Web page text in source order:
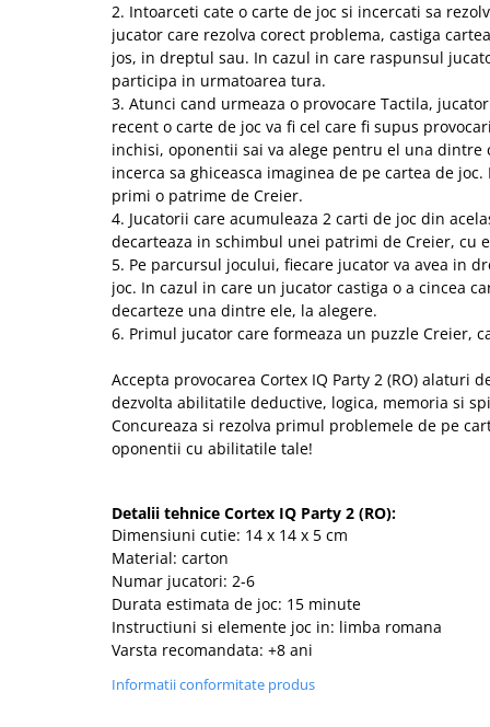
2. Intoarceti cate o carte de joc si incercati sa
jucator care rezolva corect problema, castiga
jos, in dreptul sau. In cazul in care raspunsul
participa in urmatoarea tura.
3. Atunci cand urmeaza o provocare Tactila,
recent o carte de joc va fi cel care fi supus
inchisi, oponentii sai va alege pentru el una dintre
incerca sa ghiceasca imaginea de pe cartea de joc.
primi o patrime de Creier.
4. Jucatorii care acumuleaza 2 carti de joc din
decarteaza in schimbul unei patrimi de Creier, cu
5. Pe parcursul jocului, fiecare jucator va avea in
joc. In cazul in care un jucator castiga o a cincea
decarteze una dintre ele, la alegere.
6. Primul jucator care formeaza un puzzle Creier,
Accepta provocarea Cortex IQ Party 2 (RO) alaturi
dezvolta abilitatile deductive, logica, memoria si
Concureaza si rezolva primul problemele de pe
oponentii cu abilitatile tale!
Detalii tehnice Cortex IQ Party 2 (RO):
Dimensiuni cutie: 14 x 14 x 5 cm
Material: carton
Numar jucatori: 2-6
Durata estimata de joc: 15 minute
Instructiuni si elemente joc in: limba romana
Varsta recomandata: +8 ani
Informatii conformitate produs